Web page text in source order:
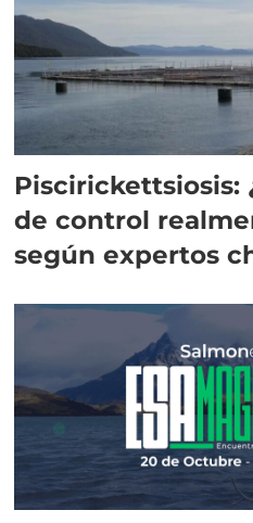
Piscirickettsiosis:
de control
según expertos